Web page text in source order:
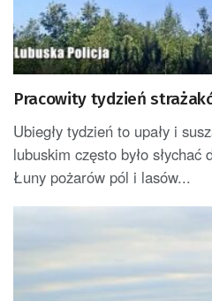
Pracowity tydzień
Ubiegły tydzień to upały i
lubuskim często było
Łuny pożarów pól i lasów...